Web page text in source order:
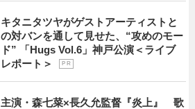
キタニタツヤがゲストアーティストと
の対バンを通して見せた、“攻めのモー
ド” 「Hugs Vol.6」神戸公演＜ライブ
レポート＞
P R
主演・森七菜×長久允監督『炎上』 歌